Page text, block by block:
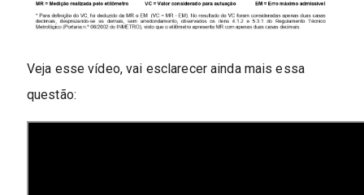
Veja esse vídeo, vai esclarecer ainda mais essa
questão: